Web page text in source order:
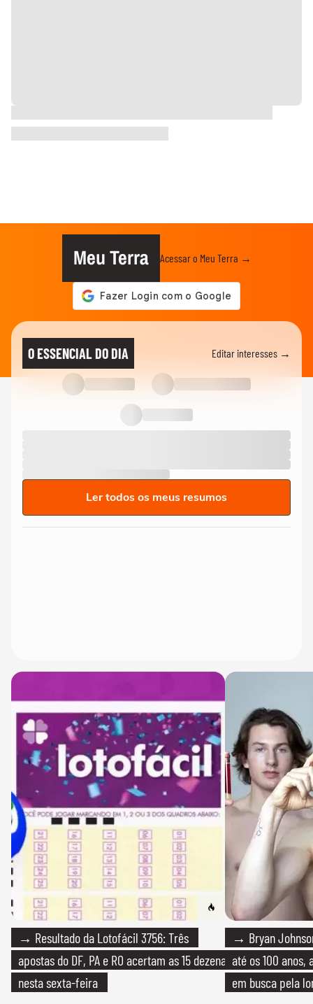
Meu Terra Acessar o Meu Terra →
O ESSENCIAL DO DIA Editar interesses →
Ler todos os meus resumos
→ Resultado da Lotofácil 3756: Três
apostas do DF, PA e RO acertam as 15 dezenas
nesta sexta-feira
→ Bryan
até os 100
em busca pela